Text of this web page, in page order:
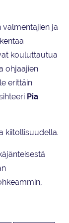
valmentajien ja
kouluttautua
ohjaajien
erittäin
Pia
kiitollisuudella.